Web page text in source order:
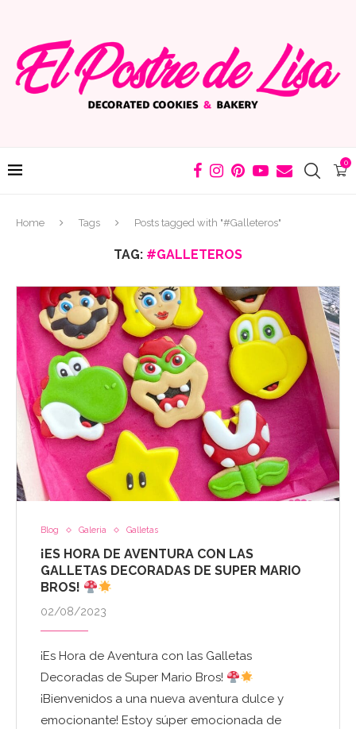
0
Home Tags Posts tagged with "#Galleteros"
TAG: #GALLETEROS
Blog Galeria Galletas
¡ES HORA DE AVENTURA CON LAS
GALLETAS DECORADAS DE SUPER MARIO
BROS!
02/08/2023
¡Es Hora de Aventura con las Galletas
Decoradas de Super Mario Bros!
¡Bienvenidos a una nueva aventura dulce y
emocionante! Estoy súper emocionada de